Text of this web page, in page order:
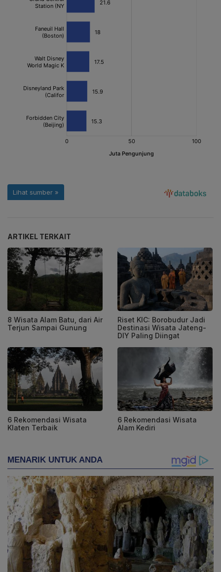
ARTIKEL TERKAIT
8 Wisata Alam Batu, dari Air
Terjun Sampai Gunung
Riset KIC: Borobudur Jadi
Destinasi Wisata Jateng-
DIY Paling Diingat
6 Rekomendasi Wisata
Klaten Terbaik
6 Rekomendasi Wisata
Alam Kediri